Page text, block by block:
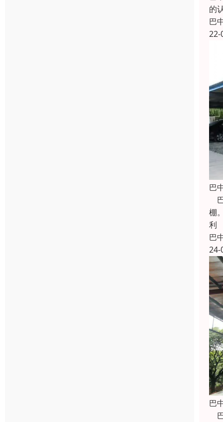
的
巴
22-
巴
棚
利
巴
24-
巴